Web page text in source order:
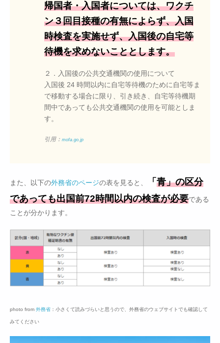
帰国者・入国者については、ワクチ
ン３回目接種の有無によらず、入国
時検査を実施せず、入国後の自宅等
待機を求めないこととします。
２．入国後の公共交通機関の使用について
入国後 24 時間以内に自宅等待機のために自宅等ま
で移動する場合に限り、引き続き、自宅等待機期
間中であっても公共交通機関の使用を可能としま
す。
引用： mofa.go.jp
また、以下の外務省のページの表を見ると、 「青」の区分
であっても出国前72時間以内の検査が必要である
ことが分かります。
photo from 外務省 ：小さくて読みづらいと思うので、外務省のウェブサイトでも確認して
みてください